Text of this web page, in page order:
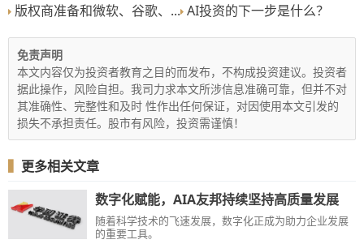
版权商准备和微软、谷歌、... AI投资的下一步是什么？
免责声明
本文内容仅为投资者教育之目的而发布，不构成投资建议。投资者
据此操作，风险自担。我司力求本文所涉信息准确可靠，但并不对
其准确性、完整性和及时 性作出任何保证，对因使用本文引发的
损失不承担责任。股市有风险，投资需谨慎！
▍ 更多相关文章
数字化赋能，AIA友邦持续坚持高质量发展
随着科学技术的飞速发展，数字化正成为助力企业发展
的重要工具。